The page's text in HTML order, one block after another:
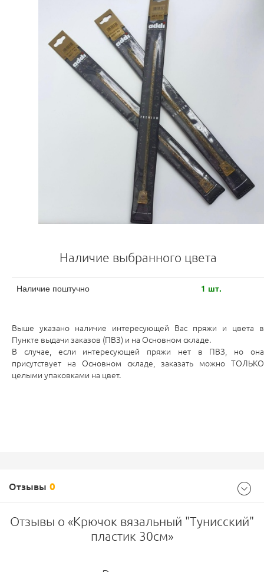
Наличие выбранного цвета
Наличие поштучно 1 шт.
Выше указано наличие интересующей Вас пряжи и цвета в
Пункте выдачи заказов (ПВЗ) и на Основном складе.
В случае, если интересующей пряжи нет в ПВЗ, но она
присутствует на Основном складе, заказать можно ТОЛЬКО
целыми упаковками на цвет.
Отзывы 0
Отзывы о «Крючок вязальный "Тунисский"
пластик 30см»